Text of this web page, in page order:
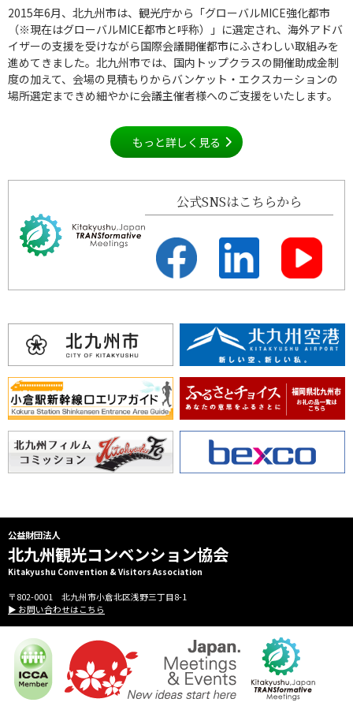
2015年6月、北九州市は、観光庁から「グローバルMICE強化都市
（※現在はグローバルMICE都市と呼称）」に選定され、海外アドバ
イザーの支援を受けながら国際会議開催都市にふさわしい取組みを
進めてきました。北九州市では、国内トップクラスの開催助成金制
度の加えて、会場の見積もりからバンケット・エクスカーションの
場所選定まできめ細やかに会議主催者様へのご支援をいたします。
もっと詳しく見る
公式SNSはこちらから
公益財団法人
北九州観光コンベンション協会
Kitakyushu Convention & Visitors Association
〒802-0001 北九州市小倉北区浅野三丁目8-1
▶ お問い合わせはこちら